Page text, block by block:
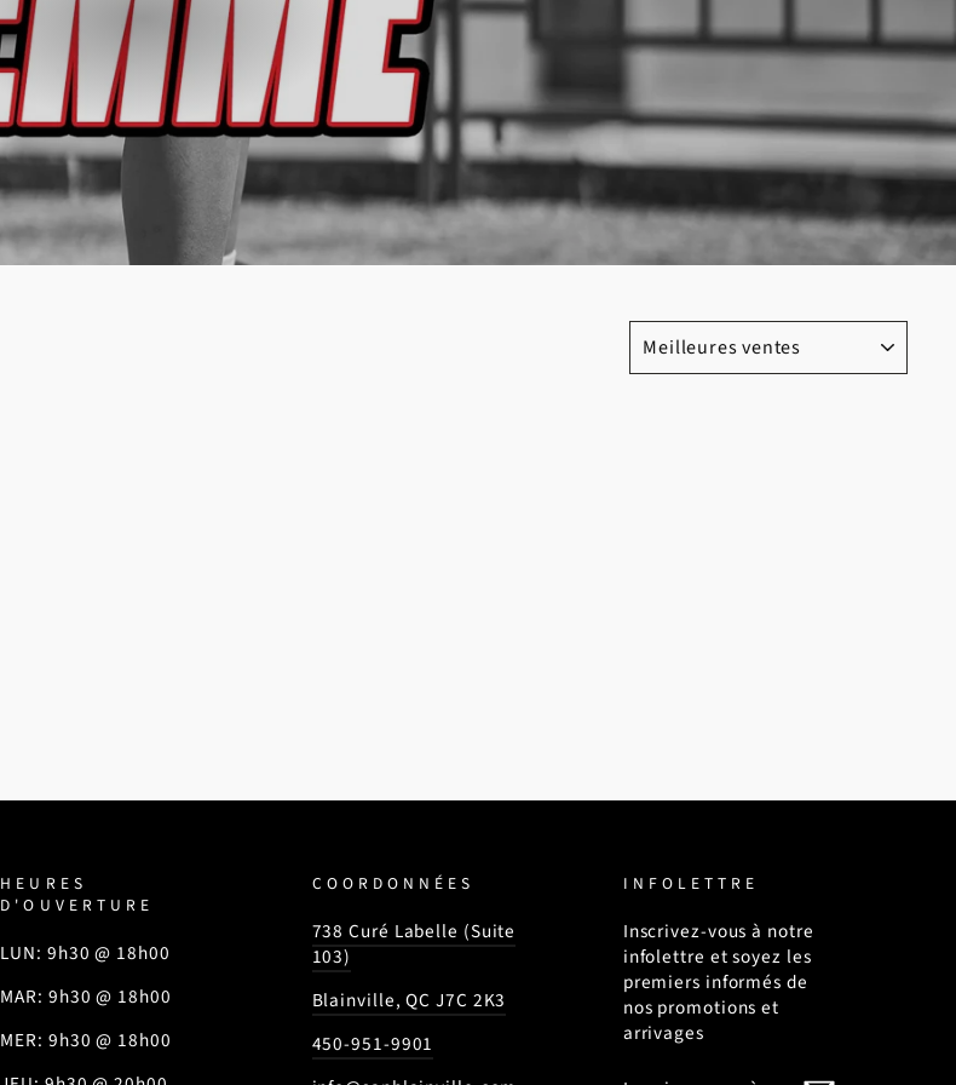
PATINS À ROUES
HEURES
D'OUVERTURE
LUN: 9h30 @ 18h00
MAR: 9h30 @ 18h00
MER: 9h30 @ 18h00
COORDONNÉES
738 Curé Labelle (Suite
103)
Blainville, QC J7C 2K3
450-951-9901
INFOLETTRE
Inscrivez-vous à notre
infolettre et soyez les
premiers informés de
nos promotions et
arrivages